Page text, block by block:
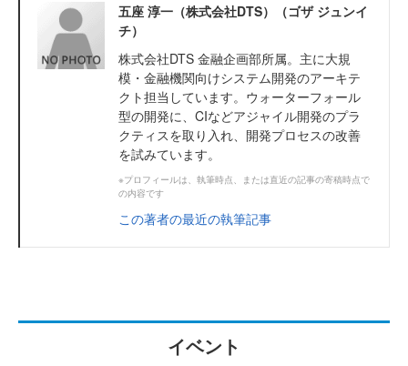
五座 淳一（株式会社DTS）（ゴザ ジュンイ
チ）
株式会社DTS 金融企画部所属。主に大規
模・金融機関向けシステム開発のアーキテ
クト担当しています。ウォーターフォール
型の開発に、CIなどアジャイル開発のプラ
クティスを取り入れ、開発プロセスの改善
を試みています。
※プロフィールは、執筆時点、または直近の記事の寄稿時点で
の内容です
この著者の最近の執筆記事
イベント